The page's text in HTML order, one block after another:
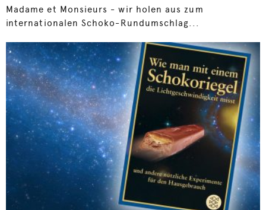
Madame et Monsieurs - wir holen aus zum
internationalen Schoko-Rundumschlag...